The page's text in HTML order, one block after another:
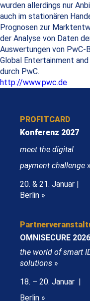
wurden allerdings nur
auch im stationären
Prognosen zur
der Analyse von Daten
Auswertungen von PwC-
Global Entertainment
durch PwC.
http://www.pwc.de
PROFITCARD
Konferenz 2027
meet the digital
payment challenge »
20. & 21. Januar |
Berlin »
OMNISECURE 2026
the world of smart
solutions »
18. – 20. Januar |
Berlin »